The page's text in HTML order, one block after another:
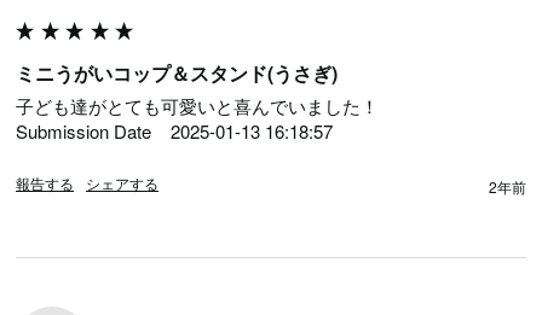
ミニうがいコップ＆スタンド(うさぎ)
子ども達がとても可愛いと喜んでいました！
Submission Date	2025-01-13 16:18:57
報告する シェアする 2年前